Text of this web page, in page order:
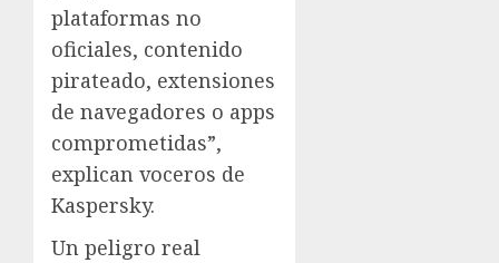
plataformas no
oficiales, contenido
pirateado, extensiones
de navegadores o apps
comprometidas”,
explican voceros de
Kaspersky.
Un peligro real